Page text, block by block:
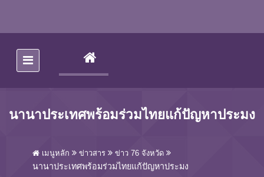
(CURRENT)
นานาประเทศพร้อมร่วมไทยแก้ปัญหาประมง
เมนูหลัก ข่าวสาร ข่าว 76 จังหวัด
นานาประเทศพร้อมร่วมไทยแก้ปัญหาประมง